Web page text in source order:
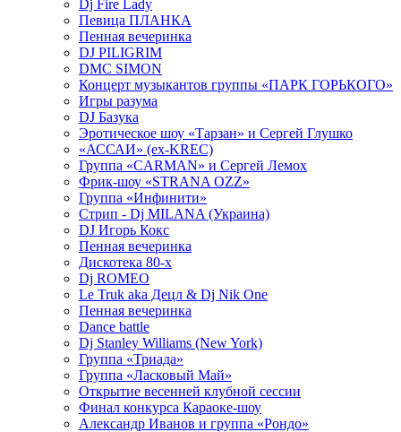
Dj Fire Lady
Певица ПЛАНКА
Пенная вечеринка
DJ PILIGRIM
DMC SIMON
Концерт музыкантов группы «ПАРК ГОРЬКОГО»
Игры разума
DJ Базука
Эротическое шоу «Тарзан» и Сергей Глушко
«АССАИ» (ex-KREC)
Группа «CARMAN» и Сергей Лемох
Фрик-шоу «STRANA OZZ»
Группа «Инфинити»
Стрип - Dj MILANA (Украина)
DJ Игорь Кокс
Пенная вечеринка
Дискотека 80-х
Dj ROMEO
Le Truk aka Децл & Dj Nik One
Пенная вечеринка
Dance battle
Dj Stanley Williams (New York)
Группа «Триада»
Группа «Ласковый Май»
Открытие весенней клубной сессии
Финал конкурса Караоке-шоу
Александр Иванов и группа «Рондо»